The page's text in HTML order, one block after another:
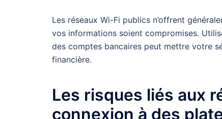
Les réseaux Wi-Fi publics n’offrent
vos informations soient compromises.
des comptes bancaires peut mettre votre
financière.
Les risques liés aux
connexion à des